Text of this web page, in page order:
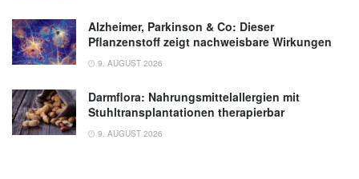
Alzheimer, Parkinson & Co: Dieser
Pflanzenstoff zeigt nachweisbare Wirkungen
9. AUGUST 2026
Darmflora: Nahrungsmittelallergien mit
Stuhltransplantationen therapierbar
9. AUGUST 2026